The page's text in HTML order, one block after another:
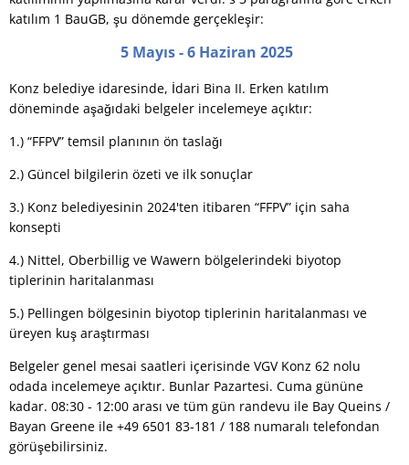
katılım 1 BauGB, şu dönemde gerçekleşir:
5 Mayıs - 6 Haziran 2025
Konz belediye idaresinde, İdari Bina II. Erken katılım
döneminde aşağıdaki belgeler incelemeye açıktır:
1.) “FFPV” temsil planının ön taslağı
2.) Güncel bilgilerin özeti ve ilk sonuçlar
3.) Konz belediyesinin 2024'ten itibaren “FFPV” için saha
konsepti
4.) Nittel, Oberbillig ve Wawern bölgelerindeki biyotop
tiplerinin haritalanması
5.) Pellingen bölgesinin biyotop tiplerinin haritalanması ve
üreyen kuş araştırması
Belgeler genel mesai saatleri içerisinde VGV Konz 62 nolu
odada incelemeye açıktır. Bunlar Pazartesi. Cuma gününe
kadar. 08:30 - 12:00 arası ve tüm gün randevu ile Bay Queins /
Bayan Greene ile +49 6501 83-181 / 188 numaralı telefondan
görüşebilirsiniz.